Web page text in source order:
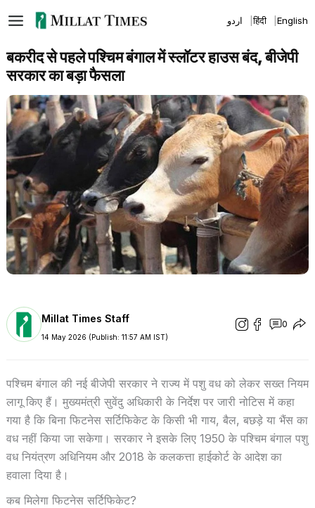
to
content
اردو हिंदी English
बकरीद से पहले पश्चिम बंगाल में स्लॉटर हाउस बंद, बीजेपी
सरकार का बड़ा फैसला
Millat Times Staff
14 May 2026 (Publish: 11:57 AM IST)
0
पश्चिम बंगाल की नई बीजेपी सरकार ने राज्य में पशु वध को लेकर सख्त नियम
लागू किए हैं। मुख्यमंत्री सुवेंदु अधिकारी के निर्देश पर जारी नोटिस में कहा
गया है कि बिना फिटनेस सर्टिफिकेट के किसी भी गाय, बैल, बछड़े या भैंस का
वध नहीं किया जा सकेगा। सरकार ने इसके लिए 1950 के पश्चिम बंगाल पशु
वध नियंत्रण अधिनियम और 2018 के कलकत्ता हाईकोर्ट के आदेश का
हवाला दिया है।
कब मिलेगा फिटनेस सर्टिफिकेट?